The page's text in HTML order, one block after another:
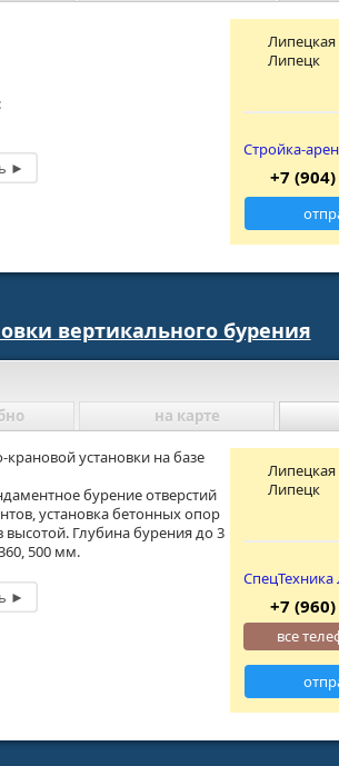
Липецкая
Липецк
Стройка-
+7
вертикального бурения
на карте
установки на базе
бурение отверстий
установка бетонных опор
Глубина бурения до 3
500 мм.
Липецкая
Липецк
+7
все